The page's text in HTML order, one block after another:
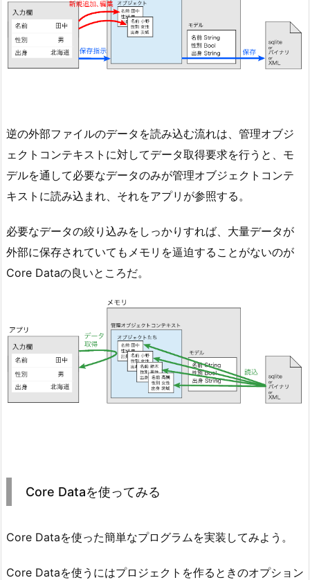
逆の外部ファイルのデータを読み込む流れは、管理オブジ
ェクトコンテキストに対してデータ取得要求を行うと、モ
デルを通して必要なデータのみが管理オブジェクトコンテ
キストに読み込まれ、それをアプリが参照する。
必要なデータの絞り込みをしっかりすれば、大量データが
外部に保存されていてもメモリを逼迫することがないのが
Core Dataの良いところだ。
Core Dataを使ってみる
Core Dataを使った簡単なプログラムを実装してみよう。
Core Dataを使うにはプロジェクトを作るときのオプション